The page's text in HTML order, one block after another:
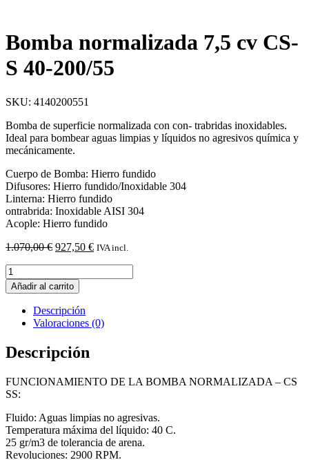
Bomba normalizada 7,5 cv CS-
S 40-200/55
SKU: 4140200551
Bomba de superficie normalizada con con- trabridas inoxidables.
Ideal para bombear aguas limpias y líquidos no agresivos química y
mecánicamente.
Cuerpo de Bomba: Hierro fundido
Difusores: Hierro fundido/Inoxidable 304
Linterna: Hierro fundido
ontrabrida: Inoxidable AISI 304
Acople: Hierro fundido
1.070,00€ El
era:
1.070,00 €.
927,50 €ElIVA incl.
Bomba
normalizada
7,5
40-
200/55
Añadir al carrito
Descripción
Valoraciones (0)
Descripción
FUNCIONAMIENTO DE LA BOMBA NORMALIZADA – CS
SS:
Fluido: Aguas limpias no agresivas.
Temperatura máxima del líquido: 40 C.
25 gr/m3 de tolerancia de arena.
Revoluciones: 2900 RPM.